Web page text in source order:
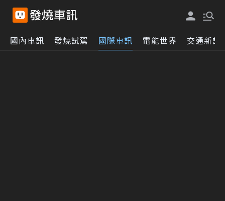
國內車訊 發燒試駕 國際車訊 電能世界 交通新訊